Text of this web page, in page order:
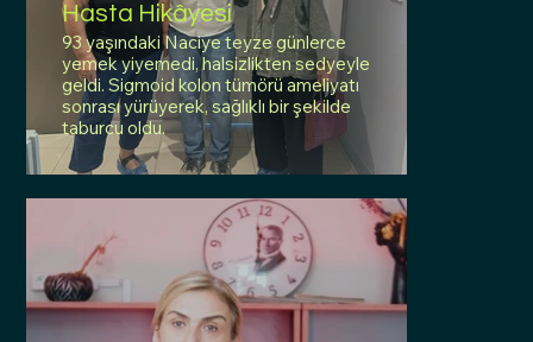
Hasta Hikâyesi
93 yaşındaki Naciye teyze günlerce
yemek yiyemedi, halsizlikten sedyeyle
geldi. Sigmoid kolon tümörü ameliyatı
sonrası yürüyerek, sağlıklı bir şekilde
taburcu oldu.